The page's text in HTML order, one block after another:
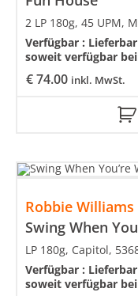
€74.00 inkl. MwSt.
2 LP 180g, 45 UPM,
Verfügbar :
soweit verfügbar
Robbie Williams
Swing When
LP 180g, Capitol,
Verfügbar :
soweit verfügbar